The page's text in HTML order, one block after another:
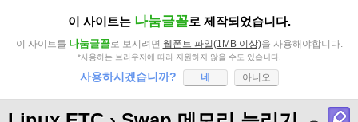
이 사이트는 나눔글꼴로 제작되었습니다.
이 사이트를 나눔글꼴로 보시려면 웹폰트 파일(1MB 이상)을 사용해야합니다.
*사용하는 브라우저에 따라 지원하지 않을 수도 있습니다.
사용하시겠습니까? 네 아니오